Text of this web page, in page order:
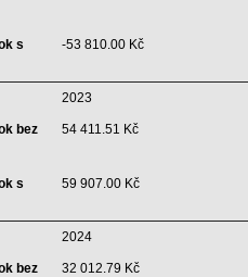
s
-53 810.00 Kč
2023
bez
54 411.51 Kč
s
59 907.00 Kč
2024
bez 32 012.79 Kč